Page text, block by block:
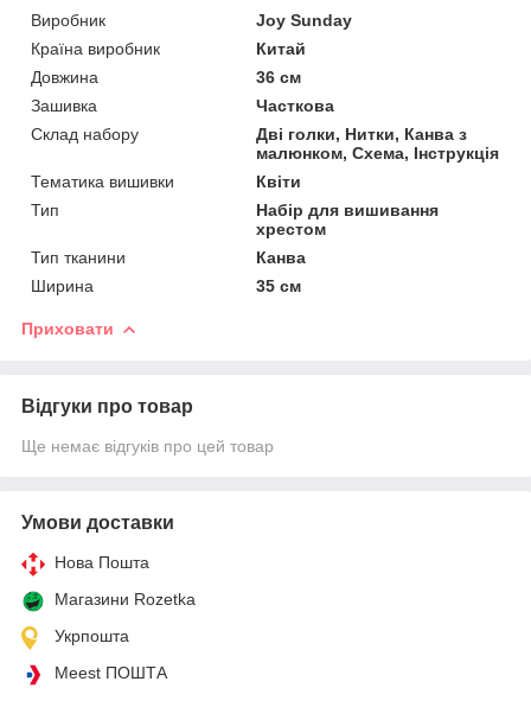
Виробник
Joy Sunday
Країна виробник
Китай
Довжина
36 см
Зашивка
Часткова
Склад набору
Дві голки, Нитки, Канва з
малюнком, Схема, Інструкція
Тематика вишивки
Квіти
Тип
Набір для вишивання
хрестом
Тип тканини
Канва
Ширина
35 см
Приховати
Відгуки про товар
Ще немає відгуків про цей товар
Умови доставки
Нова Пошта
Магазини Rozetka
Укрпошта
Meest ПОШТА